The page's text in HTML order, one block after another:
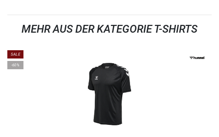
MEHR AUS DER KATEGORIE T-SHIRTS
SALE
-60%